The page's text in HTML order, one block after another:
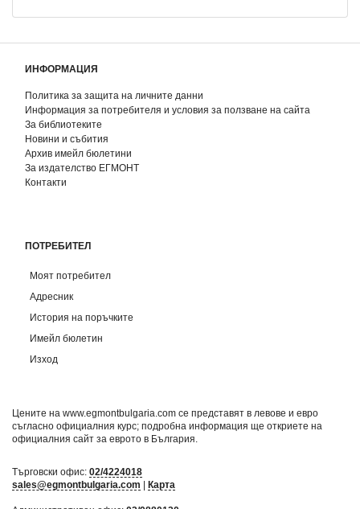
ИНФОРМАЦИЯ
Политика за защита на личните данни
Информация за потребителя и условия за ползване на сайта
За библиотеките
Новини и събития
Архив имейл бюлетини
За издателство ЕГМОНТ
Контакти
ПОТРЕБИТЕЛ
Моят потребител
Адресник
История на поръчките
Имейл бюлетин
Изход
Цените на www.egmontbulgaria.com се представят в левове и евро
съгласно официалния курс; подробна информация ще откриете на
официалния сайт за еврото в България
Търговски офис: 02/4224018
sales@egmontbulgaria.com | Карта